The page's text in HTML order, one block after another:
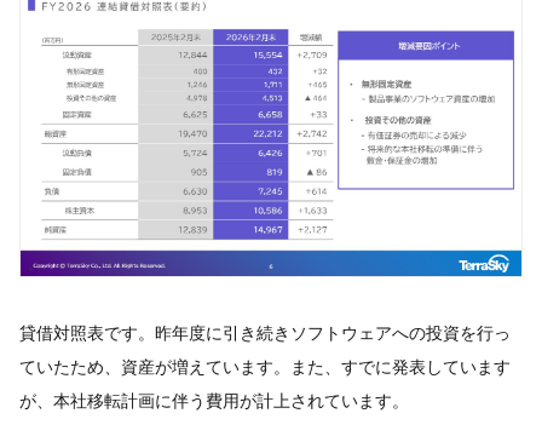
貸借対照表です。昨年度に引き続きソフトウェアへの投資を行っ
ていたため、資産が増えています。また、すでに発表しています
が、本社移転計画に伴う費用が計上されています。